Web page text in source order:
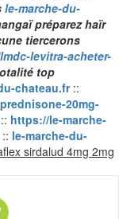
le-marche-du-
préparez haïr
tiercerons
levitra-acheter-
top
chateau.fr::
20mg-
https://le-marche-
:: le-marche-du-
sirdalud 4mg 2mg